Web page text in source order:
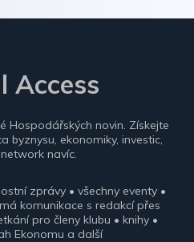
Access
Hospodářských novin. Získejte
byznysu, ekonomiky, investic,
navíc.
zprávy • všechny eventy •
komunikace s redakcí přes
pro členy klubu • knihy •
Ekonomu a další